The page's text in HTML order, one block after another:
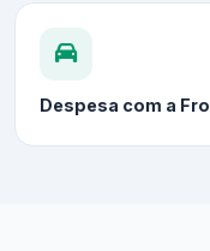
Despesa com a